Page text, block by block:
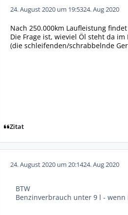
24. August 2020 um 19:5324. Aug 2020
Nach 250.000km Laufleistung
Die Frage ist, wieviel Öl steht da im
(die schleifenden/schrabbelnde
Zitat
24. August 2020 um 20:1424. Aug 2020
BTW
Benzinverbrauch unter 9 l -